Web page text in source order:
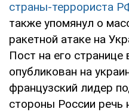
страны-террориста
также упомянул о
ракетной атаке на
Пост на его
опубликован на
французский лидер
стороны России речь